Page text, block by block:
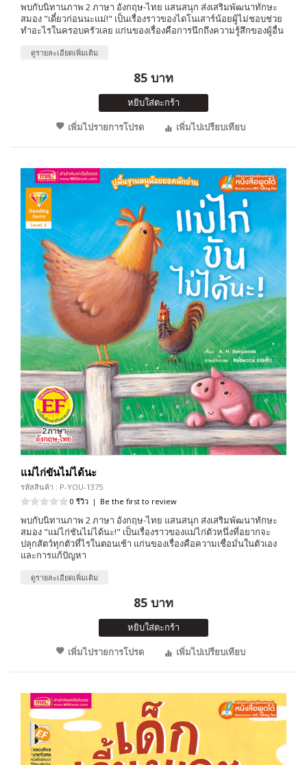
พบกับนิทานภาพ 2 ภาษา อังกฤษ-ไทย แสนสนุก ส่งเสริมพัฒนาทักษะ
สมอง "เดี๋ยวก่อนนะแม่!" เป็นเรื่องราวของไดโนเสาร์น้อยผู้ไม่ชอบช่วย
ทำอะไรในครอบครัวเลย แก่นของเรื่องคือการนึกถึงความรู้สึกของผู้อื่น
ดูรายละเอียดเพิ่มเติม
85 บาท
หยิบใส่ตะกร้า
เพิ่มไปรายการโปรด
เพิ่มไปเปรียบเทียบ
แม่ไก่ขันไม่ได้นะ
รหัสสินค้า : P-YOU-1375
0 รีวิว | Be the first to review
พบกับนิทานภาพ 2 ภาษา อังกฤษ-ไทย แสนสนุก ส่งเสริมพัฒนาทักษะ
สมอง "แม่ไก่ชันไม่ได้นะ!" เป็นเรื่องราวของแม่ไก่ตัวหนึ่งที่อยากจะ
ปลุกสัตว์ทุกตัวที่ไรในตอนเช้า แก่นของเรื่องคือความเชื่อมั่นในตัวเอง
และการแก้ปัญหา
ดูรายละเอียดเพิ่มเติม
85 บาท
หยิบใส่ตะกร้า
เพิ่มไปรายการโปรด
เพิ่มไปเปรียบเทียบ